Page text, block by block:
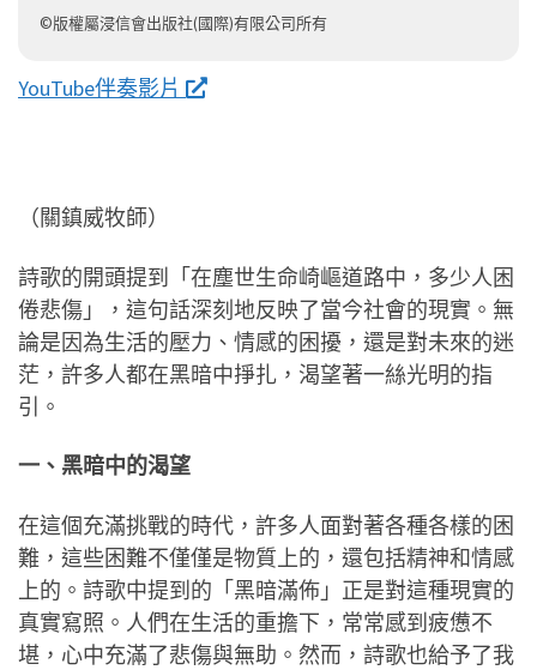
©版權屬浸信會出版社(國際)有限公司所有
YouTube伴奏影片
（關鎮威牧師）
詩歌的開頭提到「在塵世生命崎嶇道路中，多少人困
倦悲傷」，這句話深刻地反映了當今社會的現實。無
論是因為生活的壓力、情感的困擾，還是對未來的迷
茫，許多人都在黑暗中掙扎，渴望著一絲光明的指
引。
一、黑暗中的渴望
在這個充滿挑戰的時代，許多人面對著各種各樣的困
難，這些困難不僅僅是物質上的，還包括精神和情感
上的。詩歌中提到的「黑暗滿佈」正是對這種現實的
真實寫照。人們在生活的重擔下，常常感到疲憊不
堪，心中充滿了悲傷與無助。然而，詩歌也給予了我